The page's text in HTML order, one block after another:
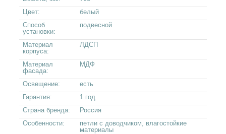
Цвет:
белый
Способ
установки:
подвесной
Материал
корпуса:
ЛДСП
Материал
фасада:
МДФ
Освещение:
есть
Гарантия:
1 год
Страна бренда:
Россия
Особенности:
петли с доводчиком, влагостойкие
материалы